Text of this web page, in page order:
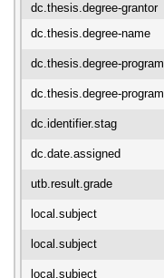
dc.thesis.degree-grantor
dc.thesis.degree-name
dc.thesis.degree-program
dc.thesis.degree-program
dc.identifier.stag
dc.date.assigned
utb.result.grade
local.subject
local.subject
local.subject